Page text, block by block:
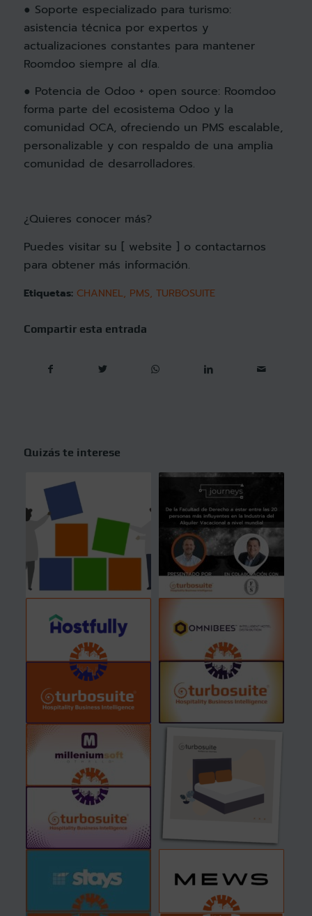
● Soporte especializado para turismo:
asistencia técnica por expertos y
actualizaciones constantes para mantener
Roomdoo siempre al día.
● Potencia de Odoo + open source: Roomdoo
forma parte del ecosistema Odoo y la
comunidad OCA, ofreciendo un PMS escalable,
personalizable y con respaldo de una amplia
comunidad de desarrolladores.
¿Quieres conocer más?
Puedes visitar su [ website ] o contactarnos
para obtener más información.
Etiquetas: CHANNEL, PMS, TURBOSUITE
Compartir esta entrada
Quizás te interese